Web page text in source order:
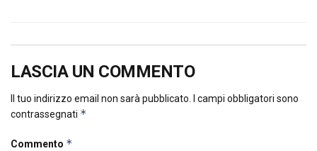
LASCIA UN COMMENTO
Il tuo indirizzo email non sarà pubblicato.
I campi obbligatori sono
contrassegnati *
Commento *